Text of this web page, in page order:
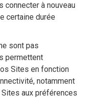
connecter à nouveau
certaine durée
sont pas
permettent
Sites en fonction
notamment
aux préférences